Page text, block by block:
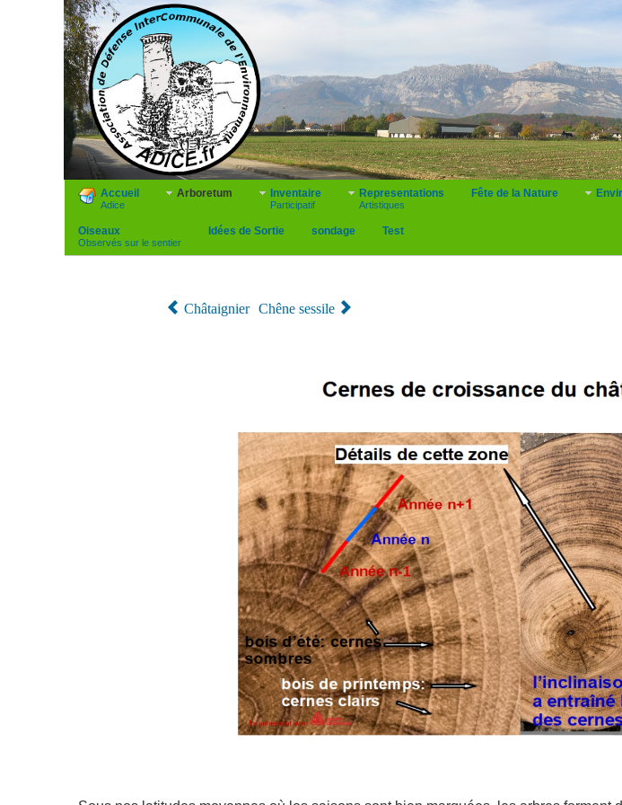
Accueil
Adice
Arboretum Inventaire
Participatif
Representations
Artistiques
Fête de la Nature
Oiseaux
Observés sur le sentier
Idées de Sortie sondage Test
Châtaignier Chêne sessile